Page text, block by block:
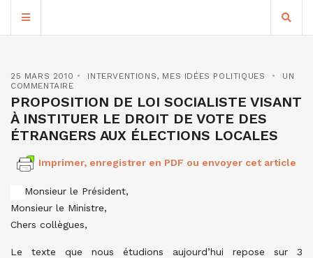
25 MARS 2010 INTERVENTIONS, MES IDÉES POLITIQUES
UN
COMMENTAIRE
PROPOSITION DE LOI SOCIALISTE VISANT
À INSTITUER LE DROIT DE VOTE DES
ÉTRANGERS AUX ÉLECTIONS LOCALES
Imprimer, enregistrer en PDF ou envoyer cet article
Monsieur le Président,
Monsieur le Ministre,
Chers collègues,
Le texte que nous étudions aujourd’hui repose sur 3